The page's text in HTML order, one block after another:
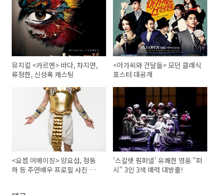
뮤지컬 <카르멘> 바다, 차지연,
류정한, 신성록 캐스팅
<아가씨와 건달들> 모던 클래식
포스터 대공개
<요셉 어메이징> 양요섭, 정동
하 등 주연배우 프로필 사진 전
'스칼렛 핌퍼넬' 유쾌한 영웅 "퍼
시" 3인 3색 매력 대방출!